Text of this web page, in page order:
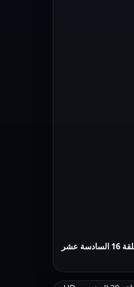
مسلسل هوجان الحلقة 16 السادسة عشر